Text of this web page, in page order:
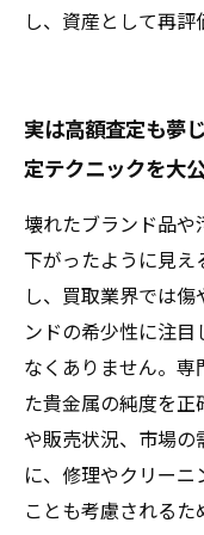
し、資産として再評
実は高額査定も夢
定テクニックを大
壊れたブランド品
下がったように見え
し、買取業界では
ンドの希少性に注
なくありません。専
た貴金属の純度を
や販売状況、市場の
に、修理やクリー
ことも考慮される